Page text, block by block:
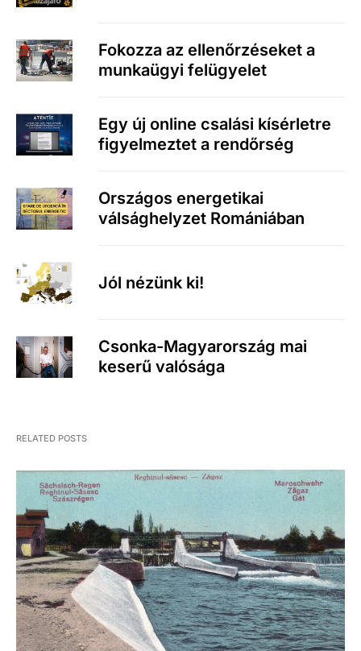
Fokozza az ellenőrzéseket a
munkaügyi felügyelet
Egy új online csalási kísérletre
figyelmeztet a rendőrség
Országos energetikai
válsághelyzet Romániában
Jól nézünk ki!
Csonka-Magyarország mai
keserű valósága
RELATED POSTS